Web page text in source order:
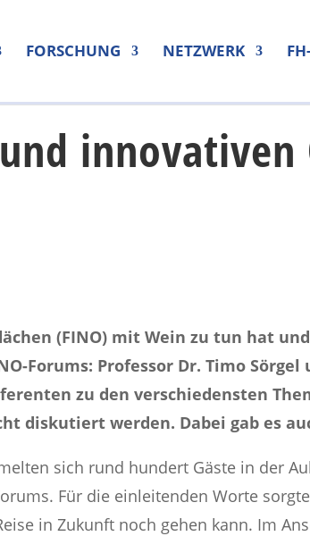
FORSCHUNG NETZWERK
innovativen
(FINO) mit Wein zu tun hat
Forums: Professor Dr. Timo Sörgel
zu den verschiedensten
diskutiert werden. Dabei gab es
sich rund hundert Gäste in der
Für die einleitenden Worte
in Zukunft noch gehen kann. Im